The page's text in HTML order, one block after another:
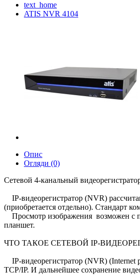
text_home
ATIS NVR 4104
Опис
Огляди (0)
Сетевой 4-канальный
IP-видеорегистратор (NVR)
(приобретается отдельно). Стандарт
Просмотр изображения возможен с
планшет.
ЧТО ТАКОЕ СЕТЕВОЙ IP-
IP-видеорегистратор (NVR) (Internet
TCP/IP. И дальнейшее сохранение